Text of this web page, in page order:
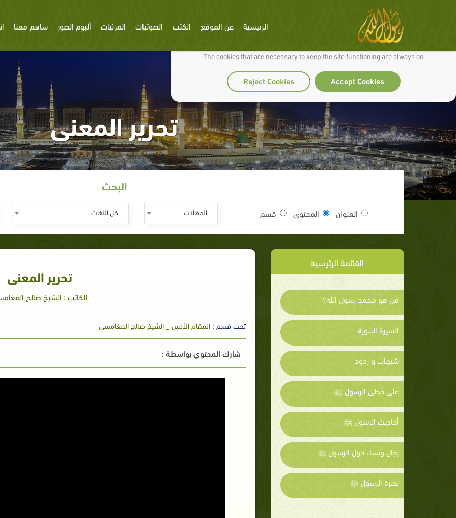
We use cookies to make our site work well for you and so we can continually improve it.
The cookies that are necessary to keep the site functioning are always on
Accept Cookies
Reject Cookies
الرئيسية عن الموقع الكتب الصوتيات المرئيات ألبوم الصور ساهم معنا
تحرير المعنى
البحث
العنوان المحتوى قسم المقالات كل اللغات
القائمة الرئيسية
من هو محمد رسول الله؟
السيرة النبوية
شبهات و ردود
على خطى الرسول ﷺ
أحاديث الرسول ﷺ
رجال ونساء حول الرسول ﷺ
نصرة الرسول ﷺ
تحرير المعنى
الكاتب : الشيخ صالح
تحت قسم :المقام الأمين _ الشيخ صالح المغامسي
شارك المحتوي بواسطة :